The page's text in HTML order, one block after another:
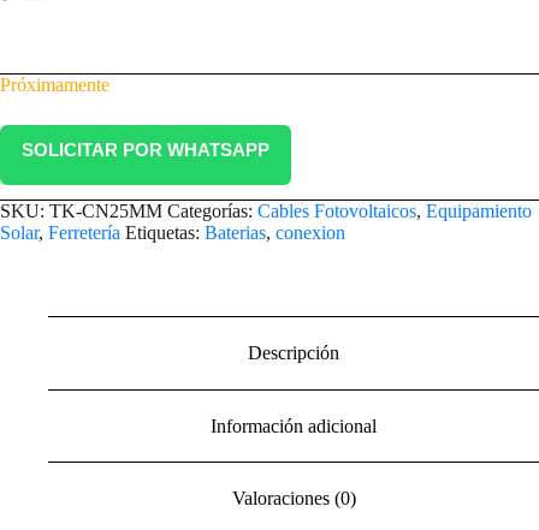
Próximamente
SOLICITAR POR WHATSAPP
SKU: TK-CN25MM Categorías: Cables Fotovoltaicos, Equipamiento
Solar, Ferretería Etiquetas: Baterias, conexion
Descripción
Información adicional
Valoraciones (0)